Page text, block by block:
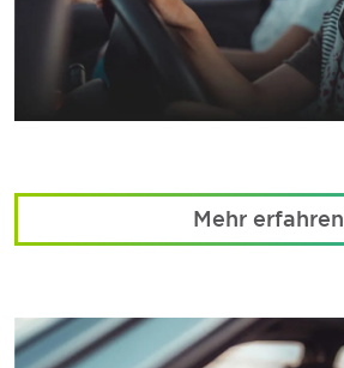
Mehr erfahren